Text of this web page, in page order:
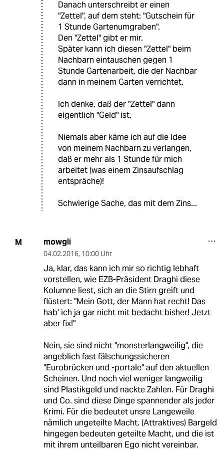
Danach unterschreibt er einen
"Zettel", auf dem steht: "Gutschein für
1 Stunde Gartenumgraben".
Den "Zettel" gibt er mir.
Später kann ich diesen "Zettel" beim
Nachbarn eintauschen gegen 1
Stunde Gartenarbeit, die der Nachbar
dann in meinem Garten verrichtet.
Ich denke, daß der "Zettel" dann
eigentlich "Geld" ist.
Niemals aber käme ich auf die Idee
von meinem Nachbarn zu verlangen,
daß er mehr als 1 Stunde für mich
arbeitet (was einem Zinsaufschlag
entspräche)!
Schwierige Sache, das mit dem Zins...
M mowgli
04.02.2016, 10:00 Uhr
Ja, klar, das kann ich mir so richtig lebhaft
vorstellen, wie EZB-Präsident Draghi diese
Kolumne liest, sich an die Stirn greift und
flüstert: "Mein Gott, der Mann hat recht! Das
hab' ich ja gar nicht mit bedacht bisher! Jetzt
aber fix!"
Nein, sie sind nicht "monsterlangweilig", die
angeblich fast fälschungssicheren
"Eurobrücken und -portale" auf den aktuellen
Scheinen. Und noch viel weniger langweilig
sind Plastikgeld und nackte Zahlen. Für Draghi
und Co. sind diese Dinge spannender als jeder
Krimi. Für die bedeutet unsre Langeweile
nämlich ungeteilte Macht. (Attraktives) Bargeld
hingegen bedeuten geteilte Macht, und die ist
mit ihrem unteilbaren Ego nicht vereinbar.